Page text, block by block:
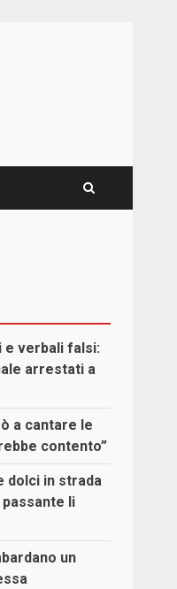
e verbali falsi:
arrestati a
a cantare le
contento”
dolci in strada
li
un